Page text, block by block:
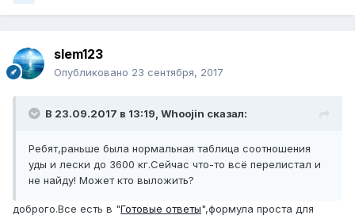
slem123
Опубликовано 23 сентября, 2017
В 23.09.2017 в 13:19, Whoojin сказал:
Ребят,раньше была нормальная таблица соотношения
уды и лески до 3600 кг.Сейчас что-то всё перелистал и
не найду! Может кто выложить?
доброго.Все есть в "Готовые ответы",формула проста для